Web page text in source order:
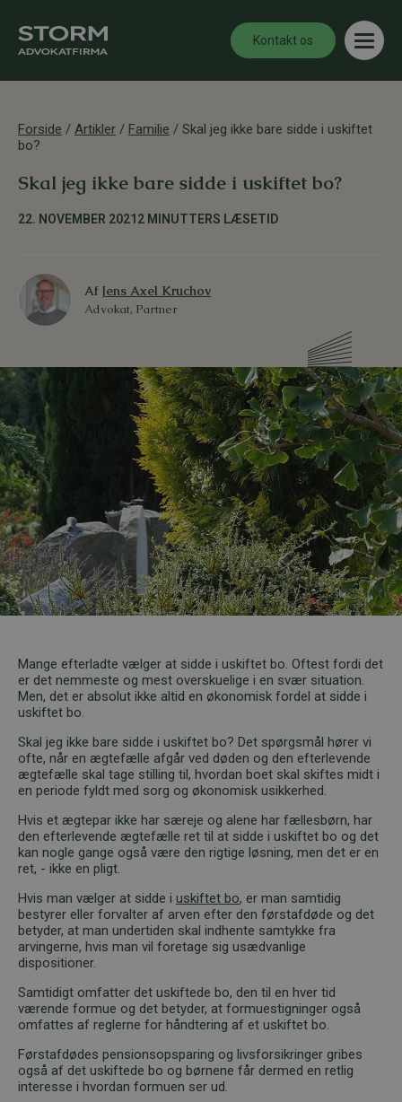
Kontakt os
Forside / Artikler / Familie / Skal jeg ikke bare sidde i uskiftet
bo?
Skal jeg ikke bare sidde i uskiftet bo?
22. NOVEMBER 2021 2 MINUTTERS LÆSETID
Af Jens Axel Kruchov
Advokat, Partner
Mange efterladte vælger at sidde i uskiftet bo. Oftest fordi det
er det nemmeste og mest overskuelige i en svær situation.
Men, det er absolut ikke altid en økonomisk fordel at sidde i
uskiftet bo.
Skal jeg ikke bare sidde i uskiftet bo? Det spørgsmål hører vi
ofte, når en ægtefælle afgår ved døden og den efterlevende
ægtefælle skal tage stilling til, hvordan boet skal skiftes midt i
en periode fyldt med sorg og økonomisk usikkerhed.
Hvis et ægtepar ikke har særeje og alene har fællesbørn, har
den efterlevende ægtefælle ret til at sidde i uskiftet bo og det
kan nogle gange også være den rigtige løsning, men det er en
ret, - ikke en pligt.
Hvis man vælger at sidde i uskiftet bo, er man samtidig
bestyrer eller forvalter af arven efter den førstafdøde og det
betyder, at man undertiden skal indhente samtykke fra
arvingerne, hvis man vil foretage sig usædvanlige
dispositioner.
Samtidigt omfatter det uskiftede bo, den til en hver tid
værende formue og det betyder, at formuestigninger også
omfattes af reglerne for håndtering af et uskiftet bo.
Førstafdødes pensionsopsparing og livsforsikringer gribes
også af det uskiftede bo og børnene får dermed en retlig
interesse i hvordan formuen ser ud.